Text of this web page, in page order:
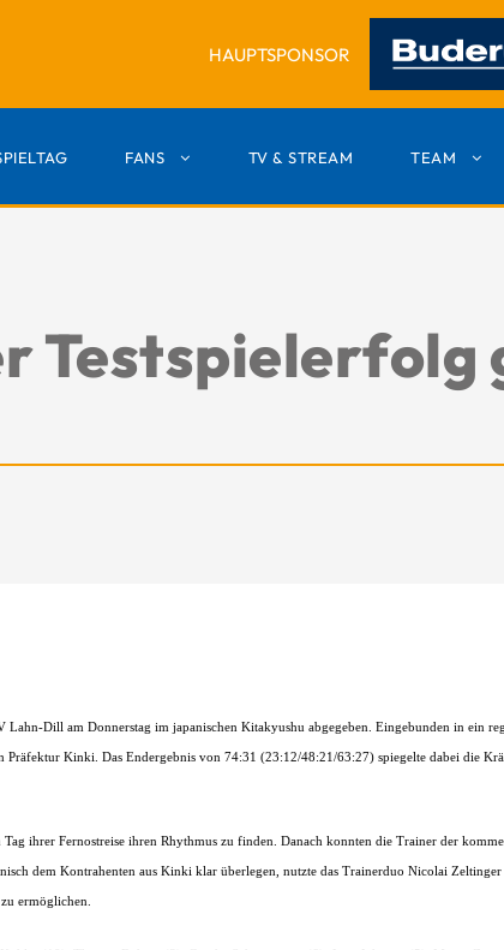
HAUPTSPONSOR
FANS TV & STREAM TEAM
Testspielerfolg
Lahn-Dill am Donnerstag im japanischen Kitakyushu abgegeben. Eingebunden in ein
Präfektur Kinki. Das Endergebnis von 74:31 (23:12/48:21/63:27) spiegelte dabei die
ihrer Fernostreise ihren Rhythmus zu finden. Danach konnten die Trainer der
dem Kontrahenten aus Kinki klar überlegen, nutzte das Trainerduo Nicolai
ermöglichen.